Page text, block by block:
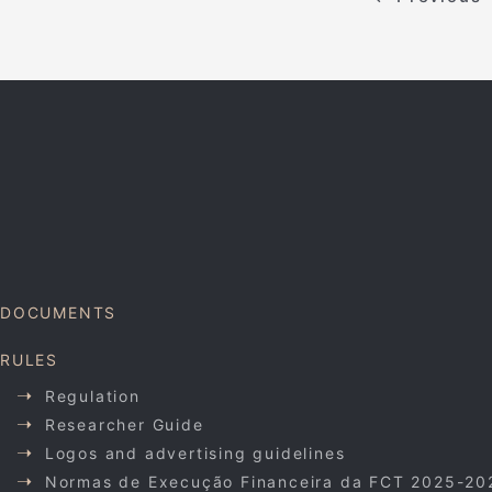
DOCUMENTS
RULES
Regulation
Researcher Guide
Logos and advertising guidelines
Normas de Execução Financeira da FCT 2025-